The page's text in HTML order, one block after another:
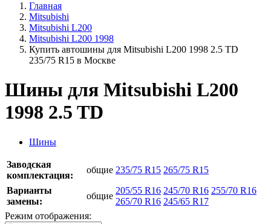
Главная
Mitsubishi
Mitsubishi L200
Mitsubishi L200 1998
Купить автошины для Mitsubishi L200 1998 2.5 TD
235/75 R15 в Москве
Шины для Mitsubishi L200
1998 2.5 TD
Шины
Заводская
комплектация:
общие 235/75 R15 265/75 R15
Варианты
замены:
общие
205/55 R16 245/70 R16 255/70 R16
265/70 R16 245/65 R17
Режим отображения: